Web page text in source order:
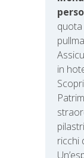
quota
in
ricchi